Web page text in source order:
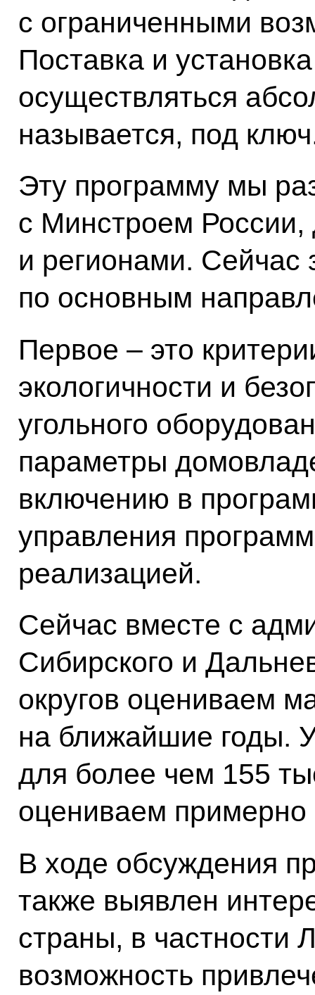
с ограниченными
Поставка и
осуществляться
называется, под
Эту программу мы
с Минстроем
и регионами. Сейчас
по основным
Первое – это
экологичности и
угольного
параметры
включению в
управления
реализацией.
Сейчас вместе с
Сибирского и
округов оцениваем
на ближайшие годы.
для более чем 155
оцениваем
В ходе обсуждения
также выявлен
страны, в
возможность